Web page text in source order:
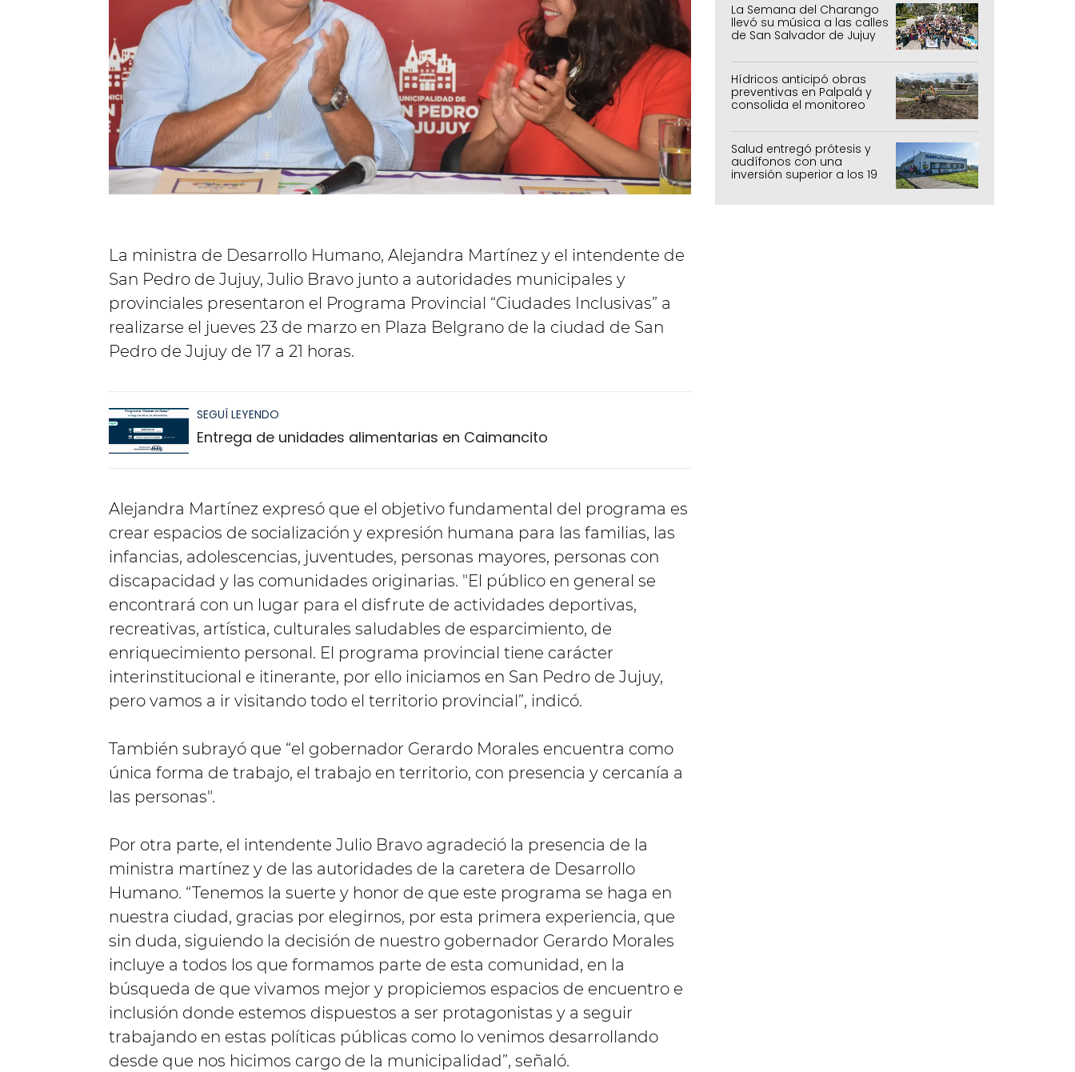
La ministra de Desarrollo Humano, Alejandra Martínez y el intendente de
San Pedro de Jujuy, Julio Bravo junto a autoridades municipales y
provinciales presentaron el Programa Provincial “Ciudades Inclusivas” a
realizarse el jueves 23 de marzo en Plaza Belgrano de la ciudad de San
Pedro de Jujuy de 17 a 21 horas.
SEGUÍ LEYENDO
Entrega de unidades alimentarias en Caimancito
Alejandra Martínez expresó que el objetivo fundamental del programa es
crear espacios de socialización y expresión humana para las familias, las
infancias, adolescencias, juventudes, personas mayores, personas con
discapacidad y las comunidades originarias. "El público en general se
encontrará con un lugar para el disfrute de actividades deportivas,
recreativas, artística, culturales saludables de esparcimiento, de
enriquecimiento personal. El programa provincial tiene carácter
interinstitucional e itinerante, por ello iniciamos en San Pedro de Jujuy,
pero vamos a ir visitando todo el territorio provincial”, indicó.
También subrayó que “el gobernador Gerardo Morales encuentra como
única forma de trabajo, el trabajo en territorio, con presencia y cercanía a
las personas".
Por otra parte, el intendente Julio Bravo agradeció la presencia de la
ministra martínez y de las autoridades de la caretera de Desarrollo
Humano. “Tenemos la suerte y honor de que este programa se haga en
nuestra ciudad, gracias por elegirnos, por esta primera experiencia, que
sin duda, siguiendo la decisión de nuestro gobernador Gerardo Morales
incluye a todos los que formamos parte de esta comunidad, en la
búsqueda de que vivamos mejor y propiciemos espacios de encuentro e
inclusión donde estemos dispuestos a ser protagonistas y a seguir
trabajando en estas políticas públicas como lo venimos desarrollando
desde que nos hicimos cargo de la municipalidad”, señaló.
La Semana del Charango
llevó su música a las calles
de San Salvador de Jujuy
Hídricos anticipó obras
preventivas en Palpalá y
consolida el monitoreo
Salud entregó prótesis y
audífonos con una
inversión superior a los 19
millones de pesos